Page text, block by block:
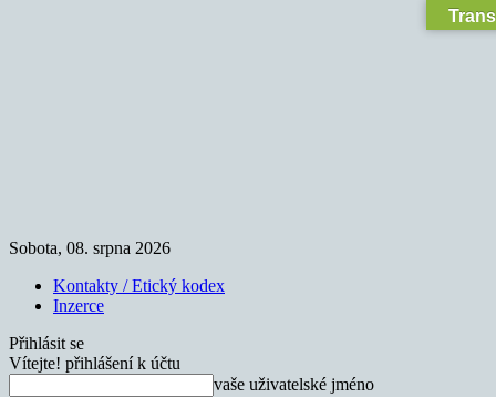
Sobota, 08. srpna 2026
Kontakty / Etický kodex
Inzerce
Přihlásit se
Vítejte! přihlášení k účtu
vaše uživatelské jméno